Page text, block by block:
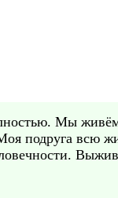
Мы
подруга всю